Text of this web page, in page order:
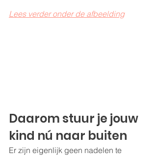
Lees verder onder de afbeelding
Daarom stuur je jouw
kind nú naar buiten
Er zijn eigenlijk geen nadelen te